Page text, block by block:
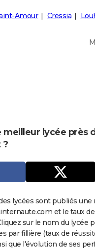
Amour Cressia
meilleur lycée près
?
lycées sont publiés une
et le taux
sur le nom du lycée
par fillière (taux de
que l'évolution de ses